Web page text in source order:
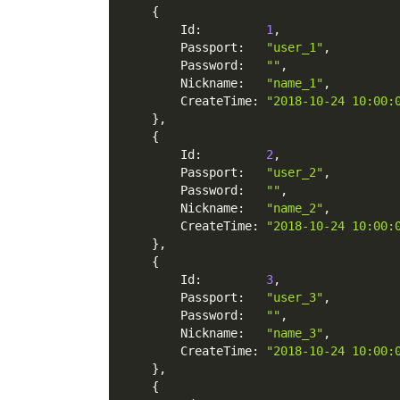
{
        Id
: 1 ,
        Passport
: "user_1" ,
        Password
: "" ,
        Nickname
: "name_1" ,
        CreateTime
: "2018-10-24
} ,
{
        Id
: 2 ,
        Passport
: "user_2" ,
        Password
: "" ,
        Nickname
: "name_2" ,
        CreateTime
: "2018-10-24
} ,
{
        Id
: 3,
        Passport
: "user_3" ,
        Password
: "" ,
        Nickname
: "name_3" ,
        CreateTime
: "2018-10-24
} ,
{